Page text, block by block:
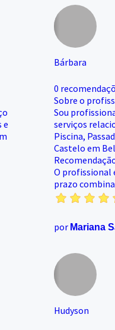
e
Bárbara
0
Sobre o
Sou
serviços
Piscina,
Castelo em
O profissional
prazo
por Mariana
Hudyson